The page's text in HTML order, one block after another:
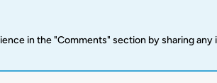
in the "Comments" section by sharing